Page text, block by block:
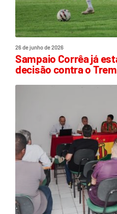
26 de junho de 2026
Sampaio Corrêa já
decisão contra o